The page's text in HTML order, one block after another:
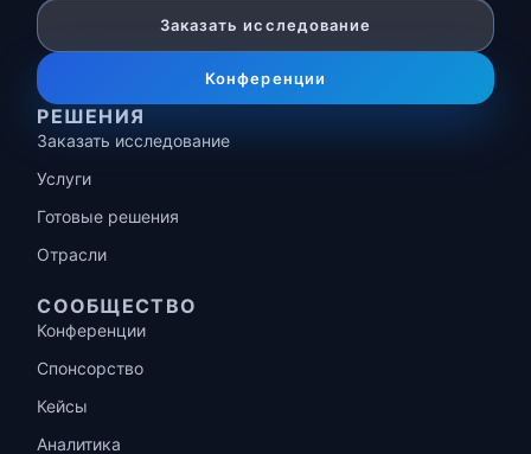
Заказать исследование
Конференции
РЕШЕНИЯ
Заказать исследование
Услуги
Готовые решения
Отрасли
СООБЩЕСТВО
Конференции
Спонсорство
Кейсы
Аналитика